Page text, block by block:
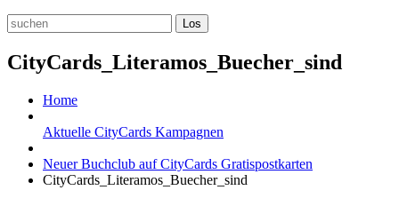
CityCards_Literamos_Buecher_sind
Home
Aktuelle CityCards Kampagnen
Neuer Buchclub auf CityCards Gratispostkarten
CityCards_Literamos_Buecher_sind